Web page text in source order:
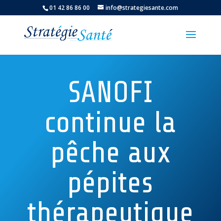
01 42 86 86 00 info@strategiesante.com
SANOFI
continue la
pêche aux
pépites
thérapeutique